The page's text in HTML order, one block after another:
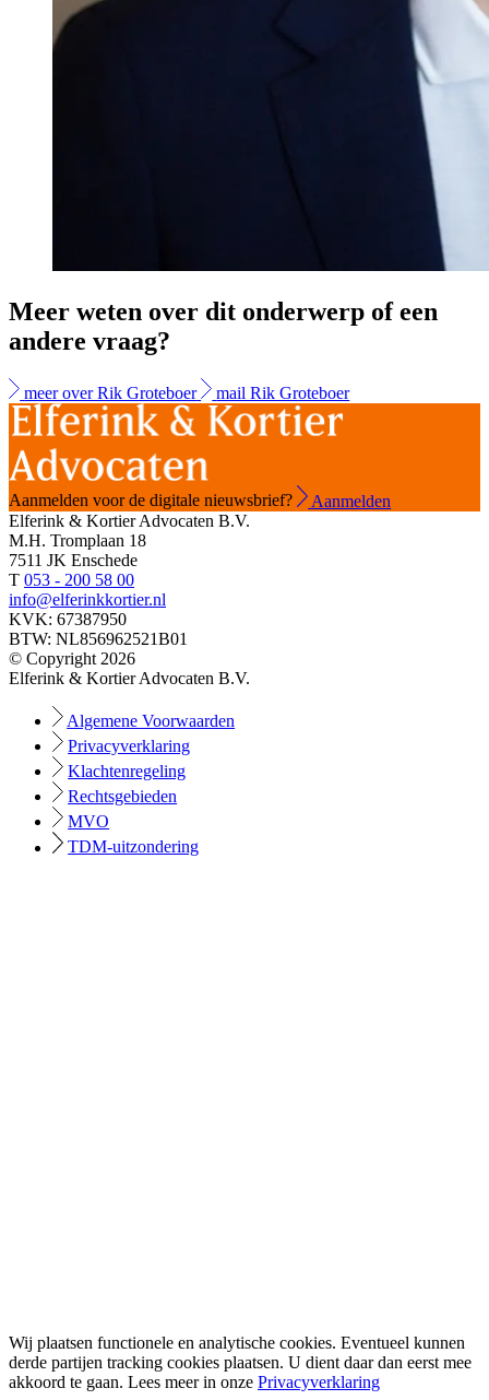
Meer weten over dit onderwerp of een
andere vraag?
meer over Rik Groteboer mail Rik Groteboer
Aanmelden voor de digitale nieuwsbrief?
Aanmelden
Elferink & Kortier Advocaten B.V.
M.H. Tromplaan 18
7511 JK Enschede
T 053 - 200 58 00
info@elferinkkortier.nl
KVK: 67387950
BTW: NL856962521B01
© Copyright 2026
Elferink & Kortier Advocaten B.V.
Algemene Voorwaarden
Privacyverklaring
Klachtenregeling
Rechtsgebieden
MVO
TDM-uitzondering
Wij plaatsen functionele en analytische cookies. Eventueel kunnen
derde partijen tracking cookies plaatsen. U dient daar dan eerst mee
akkoord te gaan. Lees meer in onze Privacyverklaring